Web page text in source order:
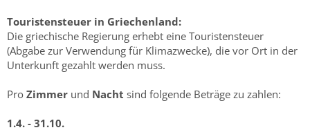
Touristensteuer in Griechenland:
Die griechische Regierung erhebt eine Touristensteuer
(Abgabe zur Verwendung für Klimazwecke), die vor Ort in der
Unterkunft gezahlt werden muss.
Pro Zimmer und Nacht sind folgende Beträge zu zahlen:
1.4. - 31.10.